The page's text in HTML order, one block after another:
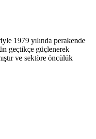
1979 yılında perakende
geçtikçe güçlenerek
ve sektöre öncülük